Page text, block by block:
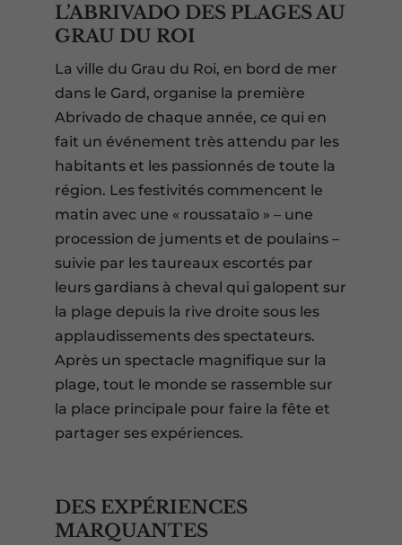
L’ABRIVADO DES PLAGES AU
GRAU DU ROI
La ville du Grau du Roi, en bord de mer
dans le Gard, organise la première
Abrivado de chaque année, ce qui en
fait un événement très attendu par les
habitants et les passionnés de toute la
région. Les festivités commencent le
matin avec une « roussataïo » – une
procession de juments et de poulains –
suivie par les taureaux escortés par
leurs gardians à cheval qui galopent sur
la plage depuis la rive droite sous les
applaudissements des spectateurs.
Après un spectacle magnifique sur la
plage, tout le monde se rassemble sur
la place principale pour faire la fête et
partager ses expériences.
DES EXPÉRIENCES
MARQUANTES